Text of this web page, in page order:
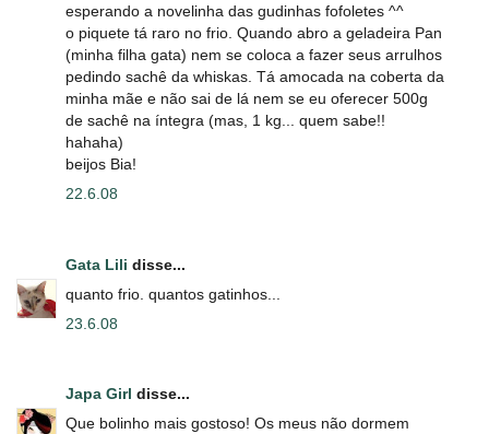
esperando a novelinha das gudinhas fofoletes ^^
o piquete tá raro no frio. Quando abro a geladeira Pan
(minha filha gata) nem se coloca a fazer seus arrulhos
pedindo sachê da whiskas. Tá amocada na coberta da
minha mãe e não sai de lá nem se eu oferecer 500g
de sachê na íntegra (mas, 1 kg... quem sabe!!
hahaha)
beijos Bia!
22.6.08
Gata Lili disse...
quanto frio. quantos gatinhos...
23.6.08
Japa Girl disse...
Que bolinho mais gostoso! Os meus não dormem